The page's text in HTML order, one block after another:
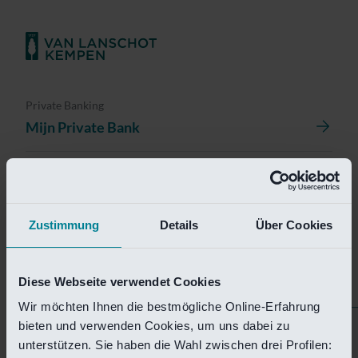
Zustimmung Details Über Cookies
Diese Webseite verwendet Cookies
Wir möchten Ihnen die bestmögliche Online-Erfahrung
bieten und verwenden Cookies, um uns dabei zu
unterstützen. Sie haben die Wahl zwischen drei Profilen:
Private Banking
Mijn Private Bank
Helaas is deze pagina